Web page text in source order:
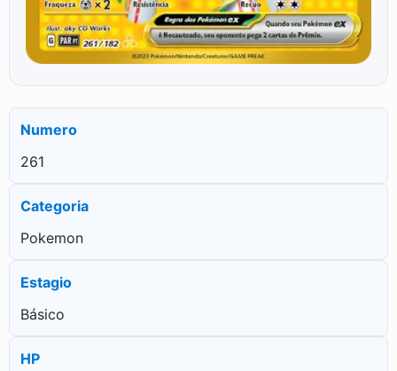
Numero
261
Categoria
Pokemon
Estagio
Básico
HP